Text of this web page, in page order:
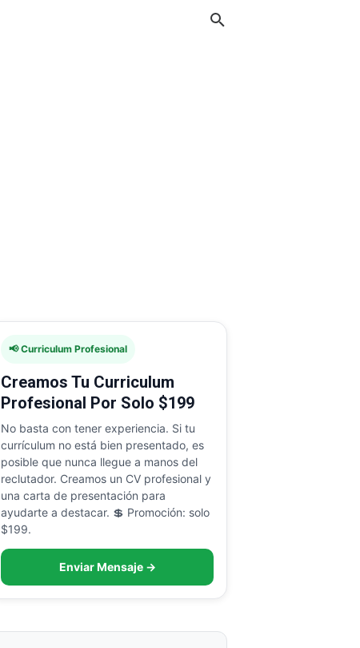
📢 Curriculum Profesional
Creamos Tu Curriculum
Profesional Por Solo $199
No basta con tener experiencia. Si tu
currículum no está bien presentado, es
posible que nunca llegue a manos del
reclutador. Creamos un CV profesional y
una carta de presentación para
ayudarte a destacar. 💲 Promoción: solo
$199.
Enviar Mensaje →